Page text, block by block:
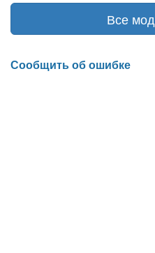
Все
Сообщить об ошибке